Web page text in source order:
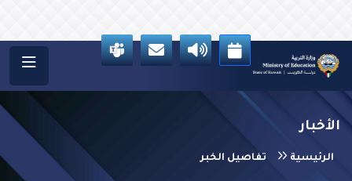
الأخبار
الرئيسية تفاصيل الخبر